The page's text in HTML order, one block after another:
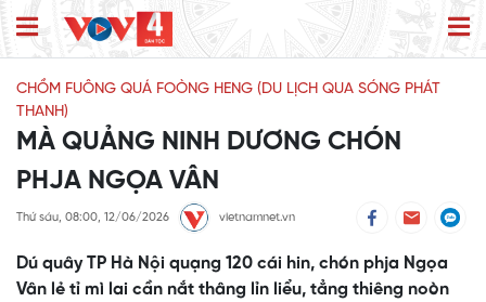
CHỒM FUÔNG QUÁ FOÒNG HENG (DU LỊCH QUA SÓNG PHÁT
THANH)
MÀ QUẢNG NINH DƯƠNG CHÓN
PHJA NGỌA VÂN
Thứ sáu, 08:00, 12/06/2026 vietnamnet.vn
Dú quây TP Hà Nội quạng 120 cái hin, chón phja Ngọa
Vân lẻ tỉ mì lai cần nắt thâng lỉn liểu, tẳng thiêng noòn